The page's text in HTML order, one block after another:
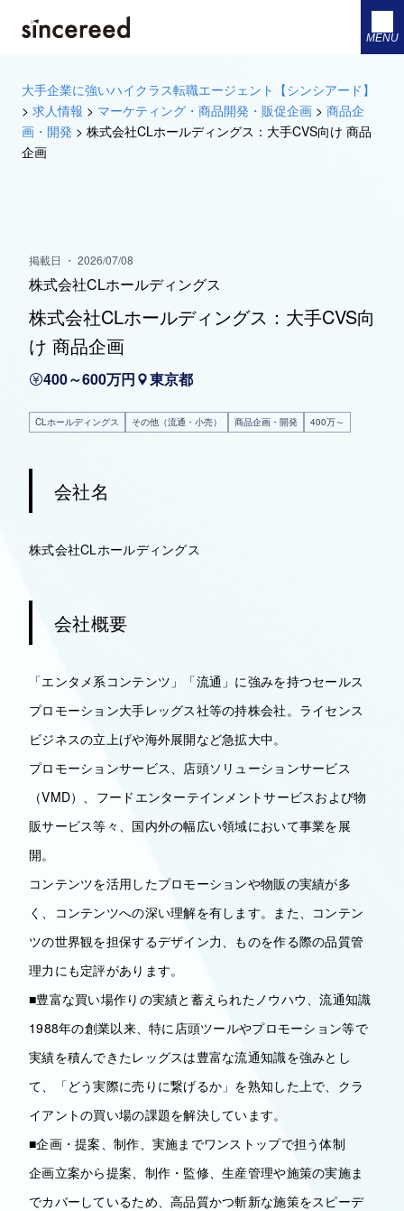
MENU
大手企業に強いハイクラス転職エージェント【シンシアード】
> 求人情報 > マーケティング・商品開発・販促企画 > 商品企
画・開発 > 株式会社CLホールディングス：大手CVS向け 商品
企画
掲載日 ・ 2026/07/08
株式会社CLホールディングス
株式会社CLホールディングス：大手CVS向
け 商品企画
400～600万円 東京都
CLホールディングス その他（流通・小売） 商品企画・開発 400万～
会社名
株式会社CLホールディングス
会社概要
「エンタメ系コンテンツ」「流通」に強みを持つセールス
プロモーション大手レッグス社等の持株会社。ライセンス
ビジネスの立上げや海外展開など急拡大中。
プロモーションサービス、店頭ソリューションサービス
（VMD）、フードエンターテインメントサービスおよび物
販サービス等々、国内外の幅広い領域において事業を展
開。
コンテンツを活用したプロモーションや物販の実績が多
く、コンテンツへの深い理解を有します。また、コンテン
ツの世界観を担保するデザイン力、ものを作る際の品質管
理力にも定評があります。
■豊富な買い場作りの実績と蓄えられたノウハウ、流通知識
1988年の創業以来、特に店頭ツールやプロモーション等で
実績を積んできたレッグスは豊富な流通知識を強みとし
て、「どう実際に売りに繋げるか」を熟知した上で、クラ
イアントの買い場の課題を解決しています。
■企画・提案、制作、実施までワンストップで担う体制
企画立案から提案、制作・監修、生産管理や施策の実施ま
でカバーしているため、高品質かつ斬新な施策をスピーデ